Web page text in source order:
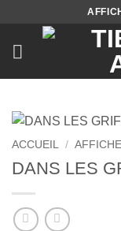
contenu
ACCUEIL /
DANS LES